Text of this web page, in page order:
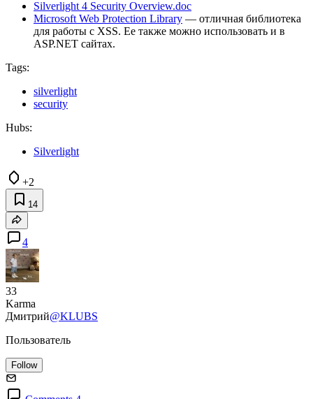
Silverlight 4 Security Overview.doc
Microsoft Web Protection Library — отличная библиотека
для работы с XSS. Ее также можно использовать и в
ASP.NET сайтах.
Tags:
silverlight
security
Hubs:
Silverlight
+2
14
4
33
Karma
Дмитрий@KLUBS
Пользователь
Follow